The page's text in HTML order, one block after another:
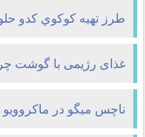
طرز تهيه كوكوي كدو
غذای رژیمی با گوشت
ناچس میگو در